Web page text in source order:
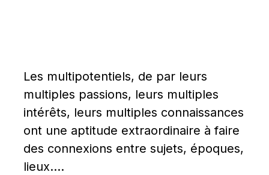
Les multipotentiels, de par leurs
multiples passions, leurs multiples
intérêts, leurs multiples connaissances
ont une aptitude extraordinaire à faire
des connexions entre sujets, époques,
lieux….